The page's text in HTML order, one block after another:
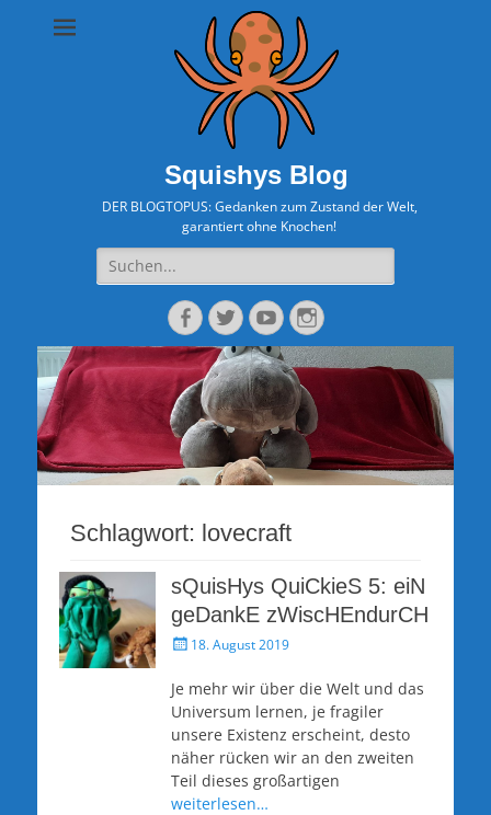
Squishys Blog
DER BLOGTOPUS: Gedanken zum Zustand der Welt,
garantiert ohne Knochen!
Suche
nach:
Facebook
TwitterYouTubeInstagram
Schlagwort: lovecraft
sQuisHys QuiCkieS 5: eiN
geDankE zWiscHEndurCH
Veröffentlicht
18. August 2019
Je mehr wir über die Welt und das
Universum lernen, je fragiler
unsere Existenz erscheint, desto
näher rücken wir an den zweiten
Teil dieses großartigen
weiterlesen…